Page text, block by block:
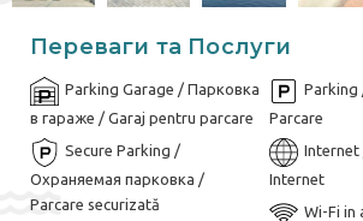
Переваги та Послуги
Parking Garage / Парковка
в гараже / Garaj pentru parcare
Parking
Parcare
Secure Parking /
Охраняемая парковка /
Parcare securizată
Internet
Wi-Fi in